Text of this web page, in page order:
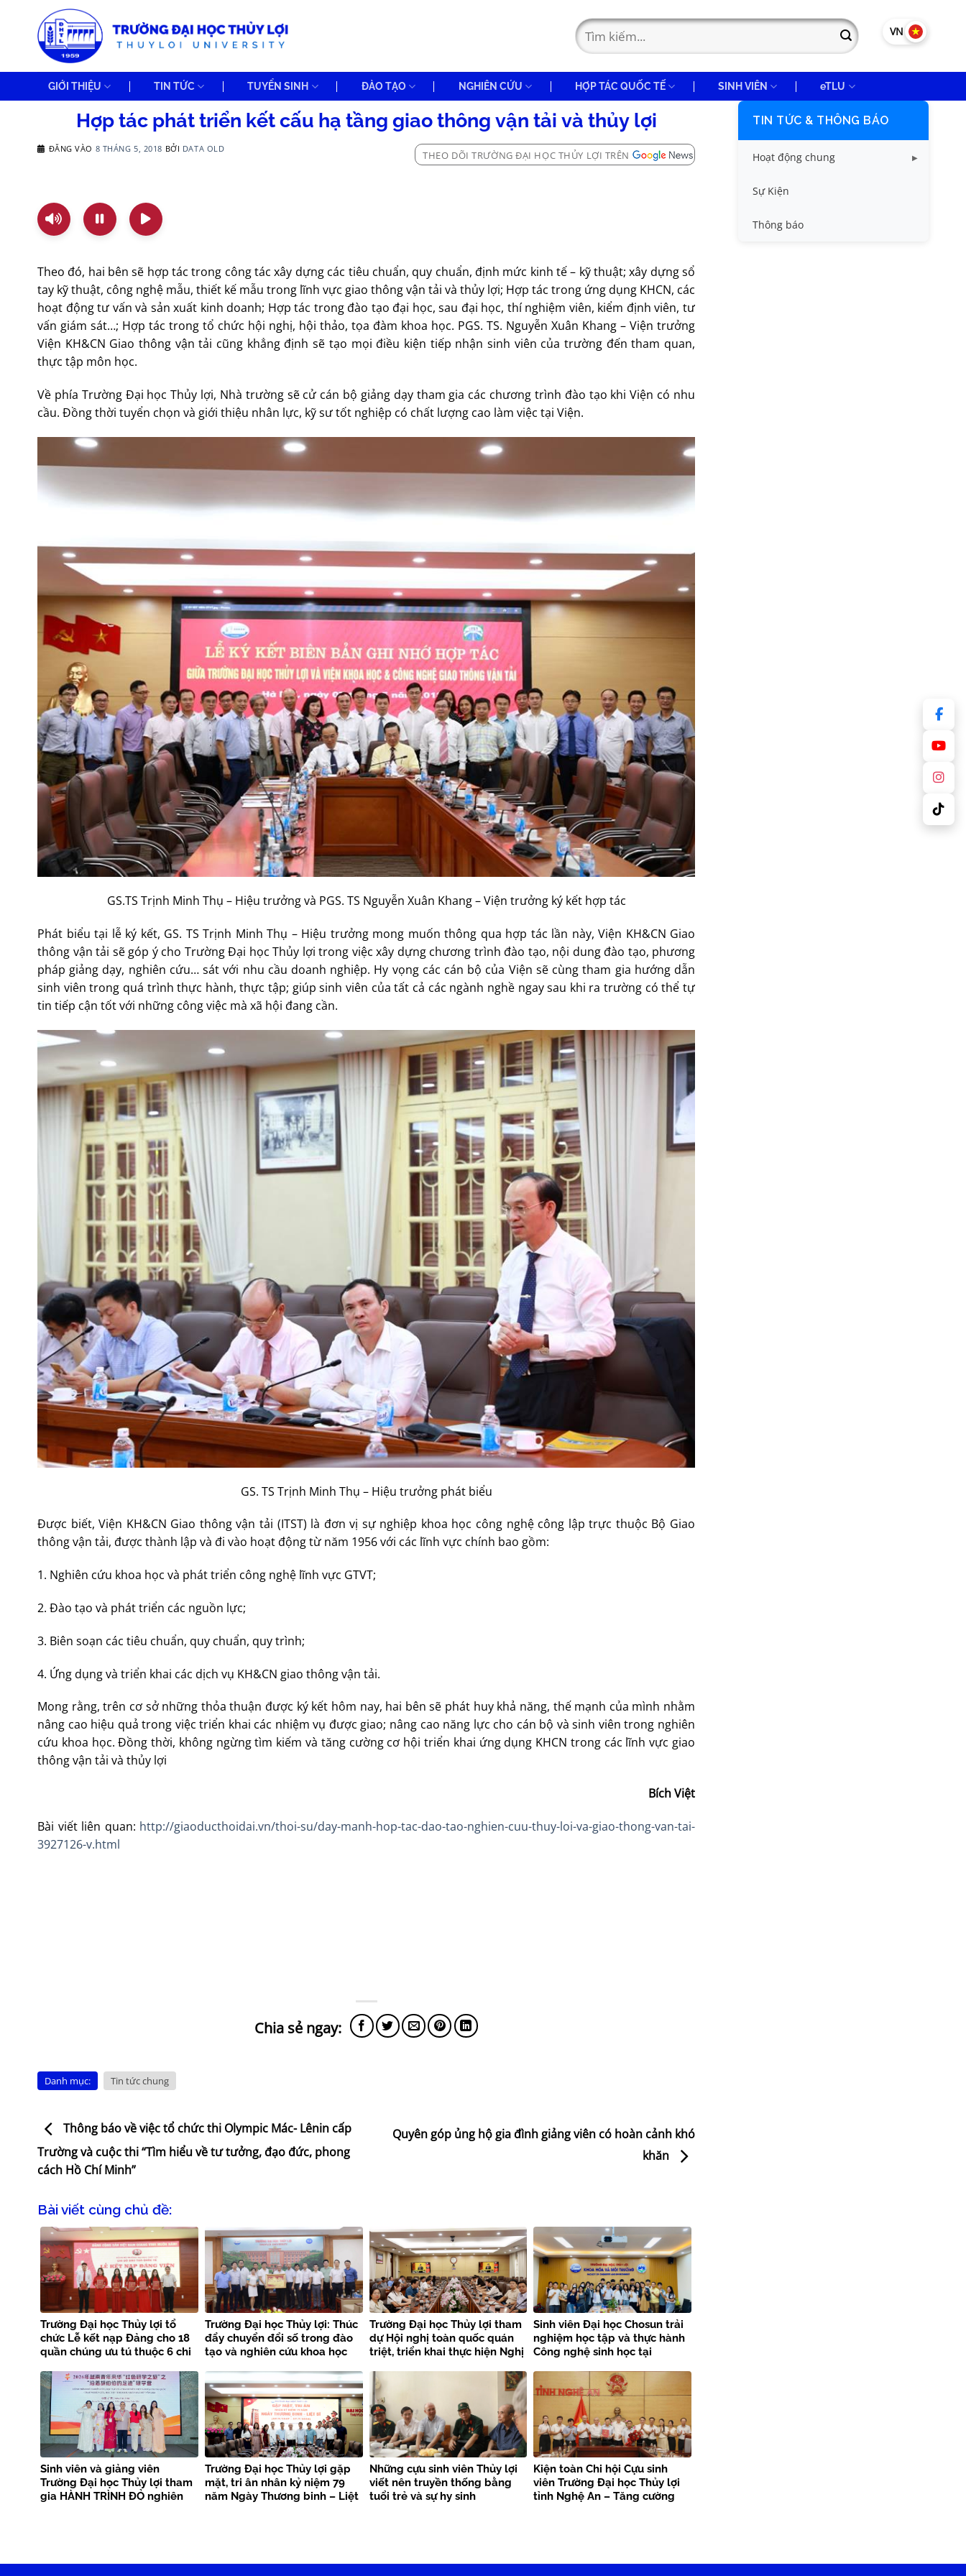
VN EN
GIỚI THIỆU TIN TỨC TUYỂN SINH ĐÀO TẠO NGHIÊN CỨU HỢP TÁC QUỐC TẾ SINH VIÊN eTLU
Hợp tác phát triển kết cấu hạ tầng giao thông vận tải và thủy lợi
ĐĂNG VÀO 8 THÁNG 5, 2018 BỞI DATA OLD
THEO DÕI TRƯỜNG ĐẠI HỌC THỦY LỢI TRÊN
Theo đó, hai bên sẽ hợp tác trong công tác xây dựng các tiêu chuẩn, quy chuẩn, định mức kinh tế – kỹ thuật; xây dựng sổ
tay kỹ thuật, công nghệ mẫu, thiết kế mẫu trong lĩnh vực giao thông vận tải và thủy lợi; Hợp tác trong ứng dụng KHCN, các
hoạt động tư vấn và sản xuất kinh doanh; Hợp tác trong đào tạo đại học, sau đại học, thí nghiệm viên, kiểm định viên, tư
vấn giám sát…; Hợp tác trong tổ chức hội nghị, hội thảo, tọa đàm khoa học. PGS. TS. Nguyễn Xuân Khang – Viện trưởng
Viện KH&CN Giao thông vận tải cũng khẳng định sẽ tạo mọi điều kiện tiếp nhận sinh viên của trường đến tham quan,
thực tập môn học.
Về phía Trường Đại học Thủy lợi, Nhà trường sẽ cử cán bộ giảng dạy tham gia các chương trình đào tạo khi Viện có nhu
cầu. Đồng thời tuyển chọn và giới thiệu nhân lực, kỹ sư tốt nghiệp có chất lượng cao làm việc tại Viện.
GS.TS Trịnh Minh Thụ – Hiệu trưởng và PGS. TS Nguyễn Xuân Khang – Viện trưởng ký kết hợp tác
Phát biểu tại lễ ký kết, GS. TS Trịnh Minh Thụ – Hiệu trưởng mong muốn thông qua hợp tác lần này, Viện KH&CN Giao
thông vận tải sẽ góp ý cho Trường Đại học Thủy lợi trong việc xây dựng chương trình đào tạo, nội dung đào tạo, phương
pháp giảng dạy, nghiên cứu… sát với nhu cầu doanh nghiệp. Hy vọng các cán bộ của Viện sẽ cùng tham gia hướng dẫn
sinh viên trong quá trình thực hành, thực tập; giúp sinh viên của tất cả các ngành nghề ngay sau khi ra trường có thể tự
tin tiếp cận tốt với những công việc mà xã hội đang cần.
GS. TS Trịnh Minh Thụ – Hiệu trưởng phát biểu
Được biết, Viện KH&CN Giao thông vận tải (ITST) là đơn vị sự nghiệp khoa học công nghệ công lập trực thuộc Bộ Giao
thông vận tải, được thành lập và đi vào hoạt động từ năm 1956 với các lĩnh vực chính bao gồm:
1. Nghiên cứu khoa học và phát triển công nghệ lĩnh vực GTVT;
2. Đào tạo và phát triển các nguồn lực;
3. Biên soạn các tiêu chuẩn, quy chuẩn, quy trình;
4. Ứng dụng và triển khai các dịch vụ KH&CN giao thông vận tải.
Mong rằng, trên cơ sở những thỏa thuận được ký kết hôm nay, hai bên sẽ phát huy khả năng, thế mạnh của mình nhằm
nâng cao hiệu quả trong việc triển khai các nhiệm vụ được giao; nâng cao năng lực cho cán bộ và sinh viên trong nghiên
cứu khoa học. Đồng thời, không ngừng tìm kiếm và tăng cường cơ hội triển khai ứng dụng KHCN trong các lĩnh vực giao
thông vận tải và thủy lợi
Bích Việt
Bài viết liên quan: http://giaoducthoidai.vn/thoi-su/day-manh-hop-tac-dao-tao-nghien-cuu-thuy-loi-va-giao-thong-van-tai-
3927126-v.html
Danh mục: Tin tức chung
Thông báo về việc tổ chức thi Olympic Mác- Lênin cấp
Trường và cuộc thi “Tìm hiểu về tư tưởng, đạo đức, phong
cách Hồ Chí Minh”
Quyên góp ủng hộ gia đình giảng viên có hoàn cảnh khó
khăn
Bài viết cùng chủ đề:
Trường Đại học Thủy lợi tổ
chức Lễ kết nạp Đảng cho 18
quần chúng ưu tú thuộc 6 chi
Trường Đại học Thủy lợi: Thúc
đẩy chuyển đổi số trong đào
tạo và nghiên cứu khoa học
Trường Đại học Thủy lợi tham
dự Hội nghị toàn quốc quán
triệt, triển khai thực hiện Nghị
khóa XIV
Sinh viên Đại học Chosun trải
nghiệm học tập và thực hành
Công nghệ sinh học tại
Sinh viên và giảng viên
Trường Đại học Thủy lợi tham
gia HÀNH TRÌNH ĐỎ nghiên
2026
Trường Đại học Thủy lợi gặp
mặt, tri ân nhân kỷ niệm 79
năm Ngày Thương binh – Liệt
Những cựu sinh viên Thủy lợi
viết nên truyền thống bằng
tuổi trẻ và sự hy sinh
Kiện toàn Chi hội Cựu sinh
viên Trường Đại học Thủy lợi
tỉnh Nghệ An – Tăng cường
TIN TỨC & THÔNG BÁO
Hoạt động chung
Tin công tác sinh viên
Tin đào tạo
Sự Kiện
Thông báo